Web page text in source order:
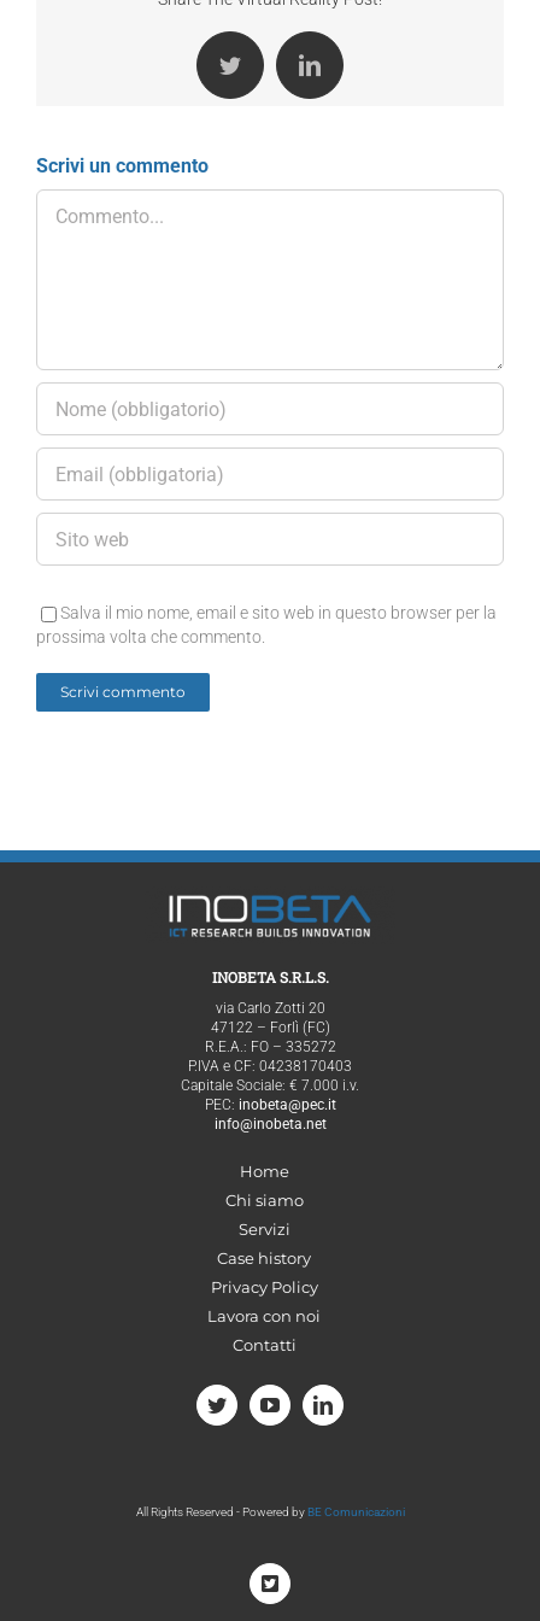
Twitter LinkedIn
Scrivi un commento
Commento
Salva il mio nome, email e sito web in questo browser per la
prossima volta che commento.
INOBETA S.R.L.S.
via Carlo Zotti 20
47122 – Forlì (FC)
R.E.A.: FO – 335272
P.IVA e CF: 04238170403
Capitale Sociale: € 7.000 i.v.
PEC: inobeta@pec.it
info@inobeta.net
Home
Chi siamo
Servizi
Case history
Privacy Policy
Lavora con noi
Contatti
All Rights Reserved - Powered by BE Comunicazioni
Twitter